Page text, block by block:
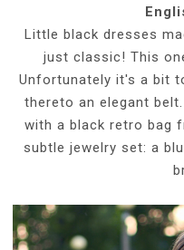
Little black dresses
just classic! This
Unfortunately it's a bit
thereto an elegant
with a black retro bag
subtle jewelry set: a